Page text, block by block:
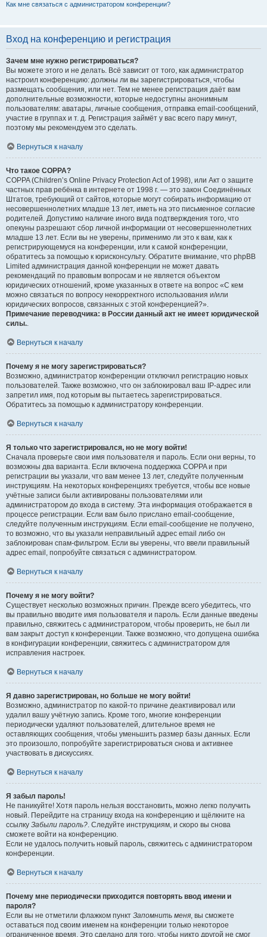
Как мне связаться с администратором конференции?
Вход на конференцию и регистрация
Зачем мне нужно регистрироваться?
Вы можете этого и не делать. Всё зависит от того, как администратор
настроил конференцию: должны ли вы зарегистрироваться, чтобы
размещать сообщения, или нет. Тем не менее регистрация даёт вам
дополнительные возможности, которые недоступны анонимным
пользователям: аватары, личные сообщения, отправка email-сообщений,
участие в группах и т. д. Регистрация займёт у вас всего пару минут,
поэтому мы рекомендуем это сделать.
Вернуться к началу
Что такое COPPA?
COPPA (Children’s Online Privacy Protection Act of 1998), или Акт о защите
частных прав ребёнка в интернете от 1998 г. — это закон Соединённых
Штатов, требующий от сайтов, которые могут собирать информацию от
несовершеннолетних младше 13 лет, иметь на это письменное согласие
родителей. Допустимо наличие иного вида подтверждения того, что
опекуны разрешают сбор личной информации от несовершеннолетних
младше 13 лет. Если вы не уверены, применимо ли это к вам, как к
регистрирующемуся на конференции, или к самой конференции,
обратитесь за помощью к юрисконсульту. Обратите внимание, что phpBB
Limited администрация данной конференции не может давать
рекомендаций по правовым вопросам и не является объектом
юридических отношений, кроме указанных в ответе на вопрос «С кем
можно связаться по вопросу некорректного использования и/или
юридических вопросов, связанных с этой конференцией?».
Примечание переводчика: в России данный акт не имеет юридической
силы..
Вернуться к началу
Почему я не могу зарегистрироваться?
Возможно, администратор конференции отключил регистрацию новых
пользователей. Также возможно, что он заблокировал ваш IP-адрес или
запретил имя, под которым вы пытаетесь зарегистрироваться.
Обратитесь за помощью к администратору конференции.
Вернуться к началу
Я только что зарегистрировался, но не могу войти!
Сначала проверьте свои имя пользователя и пароль. Если они верны, то
возможны два варианта. Если включена поддержка COPPA и при
регистрации вы указали, что вам менее 13 лет, следуйте полученным
инструкциям. На некоторых конференциях требуется, чтобы все новые
учётные записи были активированы пользователями или
администратором до входа в систему. Эта информация отображается в
процессе регистрации. Если вам было прислано email-сообщение,
следуйте полученным инструкциям. Если email-сообщение не получено,
то возможно, что вы указали неправильный адрес email либо он
заблокирован спам-фильтром. Если вы уверены, что ввели правильный
адрес email, попробуйте связаться с администратором.
Вернуться к началу
Почему я не могу войти?
Существует несколько возможных причин. Прежде всего убедитесь, что
вы правильно вводите имя пользователя и пароль. Если данные введены
правильно, свяжитесь с администратором, чтобы проверить, не был ли
вам закрыт доступ к конференции. Также возможно, что допущена ошибка
в конфигурации конференции, свяжитесь с администратором для
исправления настроек.
Вернуться к началу
Я давно зарегистрирован, но больше не могу войти!
Возможно, администратор по какой-то причине деактивировал или
удалил вашу учётную запись. Кроме того, многие конференции
периодически удаляют пользователей, длительное время не
оставляющих сообщения, чтобы уменьшить размер базы данных. Если
это произошло, попробуйте зарегистрироваться снова и активнее
участвовать в дискуссиях.
Вернуться к началу
Я забыл пароль!
Не паникуйте! Хотя пароль нельзя восстановить, можно легко получить
новый. Перейдите на страницу входа на конференцию и щёлкните на
ссылку Забыли пароль?. Следуйте инструкциям, и скоро вы снова
сможете войти на конференцию.
Если не удалось получить новый пароль, свяжитесь с администратором
конференции.
Вернуться к началу
Почему мне периодически приходится повторять ввод имени и
пароля?
Если вы не отметили флажком пункт Запомнить меня, вы сможете
оставаться под своим именем на конференции только некоторое
ограниченное время. Это сделано для того, чтобы никто другой не смог